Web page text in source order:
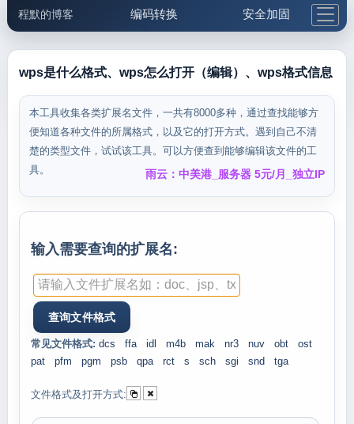
程默的博客 编码转换 安全加固
邮件工具 生活便民 更多工具
5.1支付宝大红包
wps是什么格式、wps怎么打开（编辑）、wps格式信息
本工具收集各类扩展名文件，一共有8000多种，通过查找能够方
便知道各种文件的所属格式，以及它的打开方式。遇到自己不清
楚的类型文件，试试该工具。可以方便查到能够编辑该文件的工
具。
雨云：中美港_服务器 5元/月_独立IP
输入需要查询的扩展名:
常见文件格式: dcs ffa idl m4b mak nr3 nuv obt
ost
pat
pfm pgm psb qpa rct s sch sgi snd tga
文件格式及打开方式: